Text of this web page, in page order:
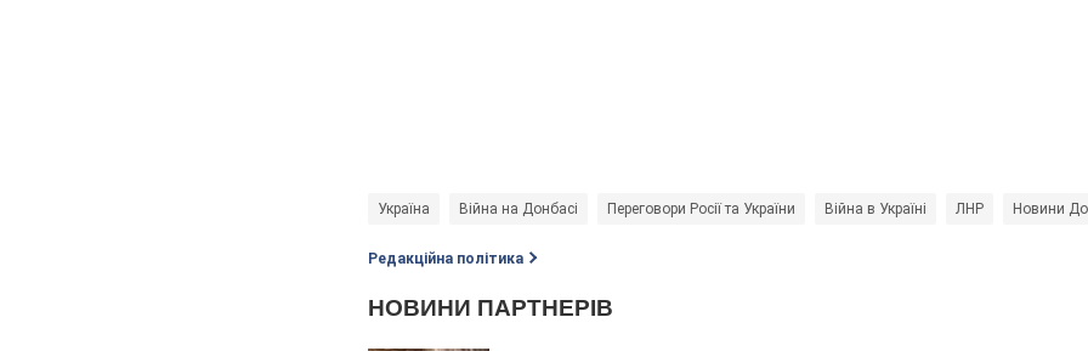
Україна Війна на Донбасі Переговори Росії та України Війна в Україні ЛНР Новини
Редакційна політика